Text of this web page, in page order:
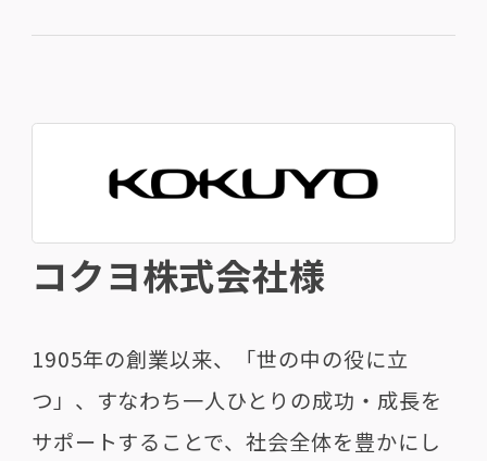
コクヨ株式会社様
1905年の創業以来、「世の中の役に立
つ」、すなわち一人ひとりの成功・成長を
サポートすることで、社会全体を豊かにし